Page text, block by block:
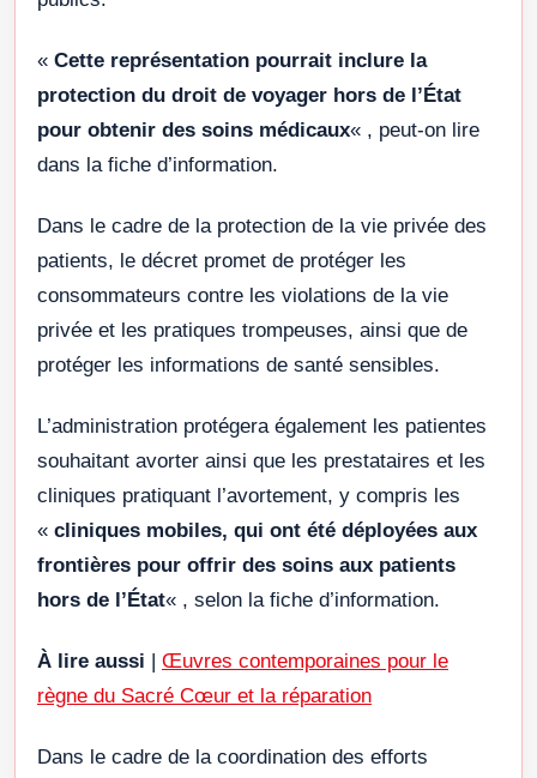
« Cette représentation pourrait inclure la
protection du droit de voyager hors de l’État
pour obtenir des soins médicaux« , peut-on lire
dans la fiche d’information.
Dans le cadre de la protection de la vie privée des
patients, le décret promet de protéger les
consommateurs contre les violations de la vie
privée et les pratiques trompeuses, ainsi que de
protéger les informations de santé sensibles.
L’administration protégera également les patientes
souhaitant avorter ainsi que les prestataires et les
cliniques pratiquant l’avortement, y compris les
« cliniques mobiles, qui ont été déployées aux
frontières pour offrir des soins aux patients
hors de l’État« , selon la fiche d’information.
À lire aussi | Œuvres contemporaines pour le
règne du Sacré Cœur et la réparation
Dans le cadre de la coordination des efforts